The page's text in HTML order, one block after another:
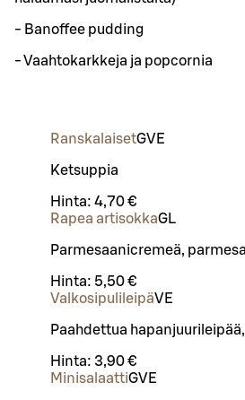
- Banoffee pudding
- Vaahtokarkkeja ja popcornia
RanskalaisetGVE
Ketsuppia
Hinta: 4,70 €
Rapea artisokkaGL
Parmesaanicremeä,
Hinta: 5,50 €
ValkosipulileipäVE
Paahdettua
Hinta: 3,90 €
MinisalaattiGVE